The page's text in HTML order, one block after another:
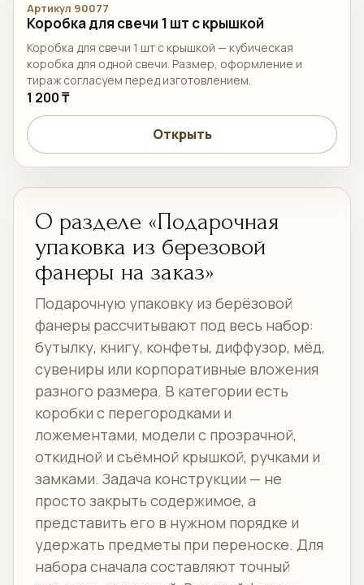
Артикул 90077
Коробка для свечи 1 шт с крышкой
Коробка для свечи 1 шт с крышкой — кубическая
коробка для одной свечи. Размер, оформление и
тираж согласуем перед изготовлением.
1 200 ₸
Открыть
О разделе «Подарочная
упаковка из березовой
фанеры на заказ»
Подарочную упаковку из берёзовой
фанеры рассчитывают под весь набор:
бутылку, книгу, конфеты, диффузор, мёд,
сувениры или корпоративные вложения
разного размера. В категории есть
коробки с перегородками и
ложементами, модели с прозрачной,
откидной и съёмной крышкой, ручками и
замками. Задача конструкции — не
просто закрыть содержимое, а
представить его в нужном порядке и
удержать предметы при переноске. Для
набора сначала составляют точный